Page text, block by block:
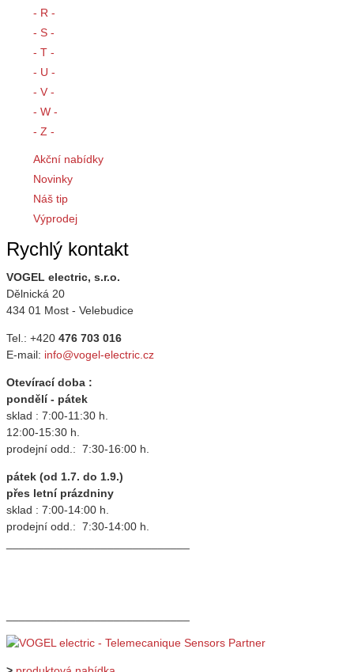
- R -
- S -
- T -
- U -
- V -
- W -
- Z -
Akční nabídky
Novinky
Náš tip
Výprodej
Rychlý kontakt
VOGEL electric, s.r.o.
Dělnická 20
434 01 Most - Velebudice
Tel.: +420 476 703 016
E-mail: info@vogel-electric.cz
Otevírací doba :
pondělí - pátek
sklad : 7:00-11:30 h.
12:00-15:30 h.
prodejní odd.: 7:30-16:00 h.
pátek (od 1.7. do 1.9.)
přes letní prázdniny
sklad : 7:00-14:00 h.
prodejní odd.: 7:30-14:00 h.